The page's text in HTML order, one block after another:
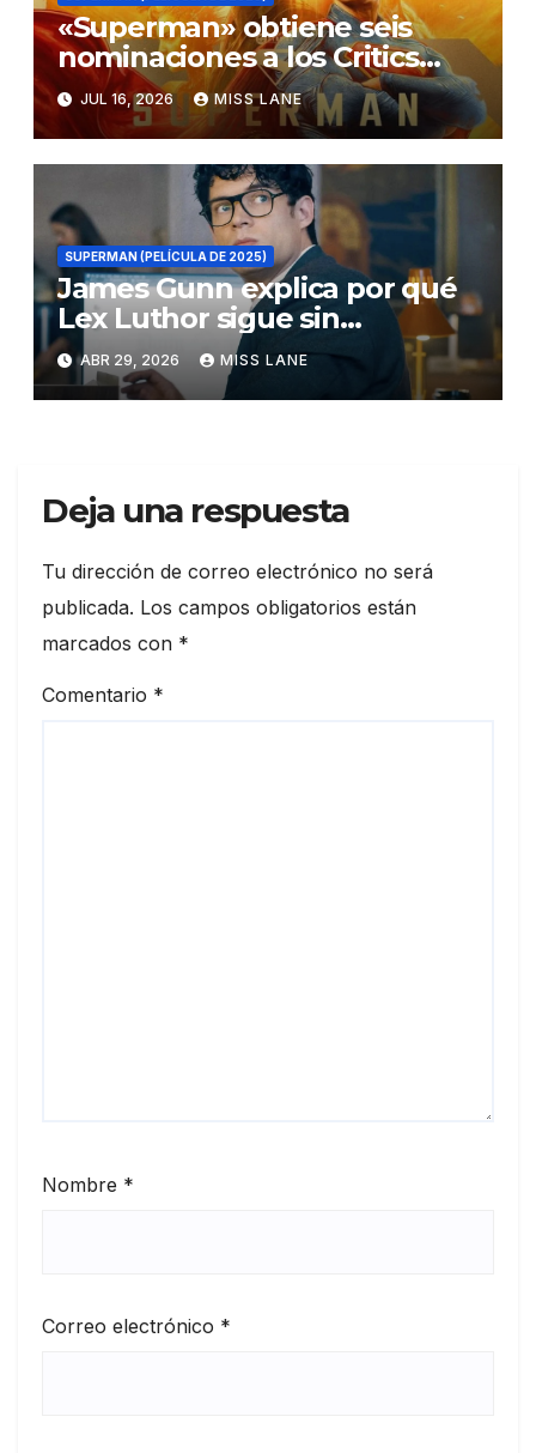
«Superman» obtiene seis
nominaciones a los Critics
Choice Super Awards
JUL 16, 2026 MISS LANE
SUPERMAN (PELÍCULA DE 2025)
James Gunn explica por qué
Lex Luthor sigue sin
descubrir la identidad secreta
de Superman
ABR 29, 2026 MISS LANE
Deja una respuesta
Tu dirección de correo electrónico no será
publicada. Los campos obligatorios están
marcados con *
Comentario *
Nombre *
Correo electrónico *